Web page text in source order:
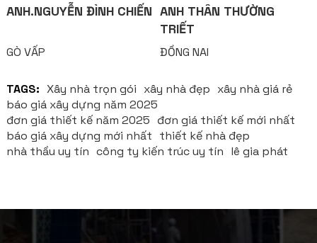
ANH.NGUYỄN ĐÌNH CHIẾN
GÒ VẤP
ANH THÂN THƯỜNG
TRIẾT
ĐỒNG NAI
TAGS: Xây nhà trọn gói xây nhà đẹp xây nhà giá rẻ
báo giá xây dựng năm 2025
đơn giá thiết kế năm 2025 đơn giá thiết kế mới nhất
báo giá xây dựng mới nhất thiết kế nhà đẹp
nhà thầu uy tín công ty kiến trúc uy tín lê gia phát